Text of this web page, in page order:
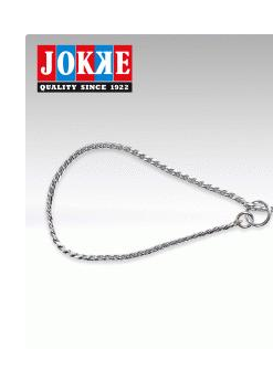
Palautukset
Sulo
Tietosuojaseloste